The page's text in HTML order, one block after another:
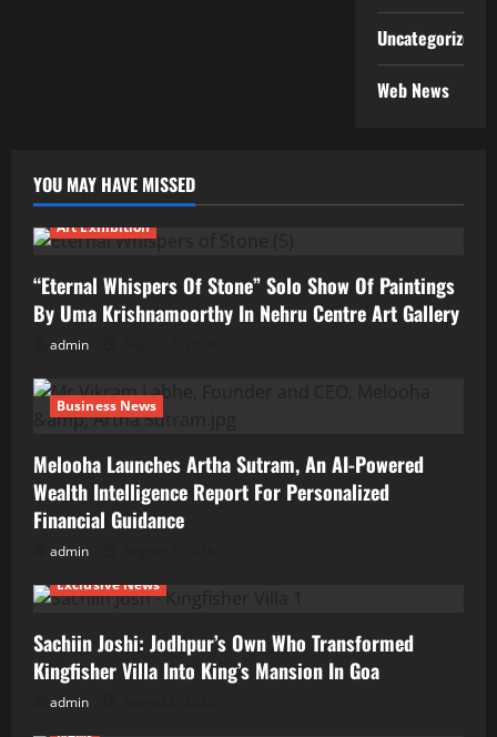
Uncategorized
Web News
YOU MAY HAVE MISSED
Art Exhibition
“Eternal Whispers Of Stone” Solo Show Of Paintings
By Uma Krishnamoorthy In Nehru Centre Art Gallery
admin
Business News
Melooha Launches Artha Sutram, An AI-Powered
Wealth Intelligence Report For Personalized
Financial Guidance
admin
Exclusive News
Sachiin Joshi: Jodhpur’s Own Who Transformed
Kingfisher Villa Into King’s Mansion In Goa
admin